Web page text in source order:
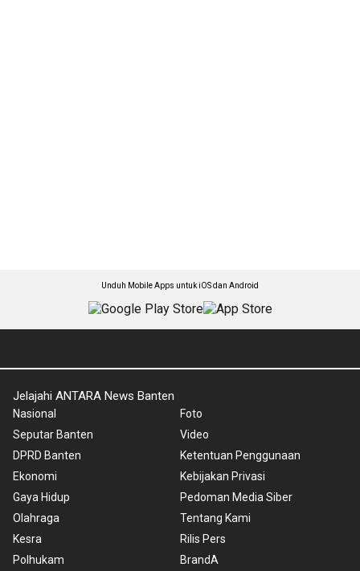
Unduh Mobile Apps untuk iOS dan Android
Jelajahi ANTARA News Banten
Nasional
Seputar Banten
DPRD Banten
Ekonomi
Gaya Hidup
Olahraga
Kesra
Polhukam
Foto
Video
Ketentuan Penggunaan
Kebijakan Privasi
Pedoman Media Siber
Tentang Kami
Rilis Pers
BrandA